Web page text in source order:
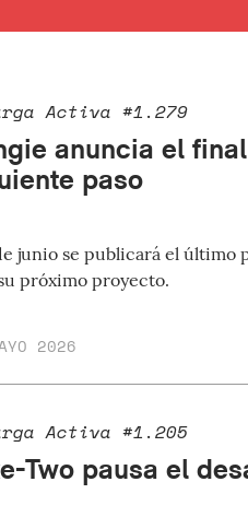
Activa #1.279
anuncia el
paso
junio se publicará el último
próximo proyecto.
2026
Activa #1.205
Two pausa el